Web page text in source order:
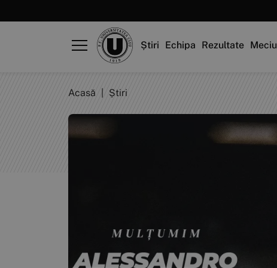
Știri Echipa Rezultate
Acasă Știri